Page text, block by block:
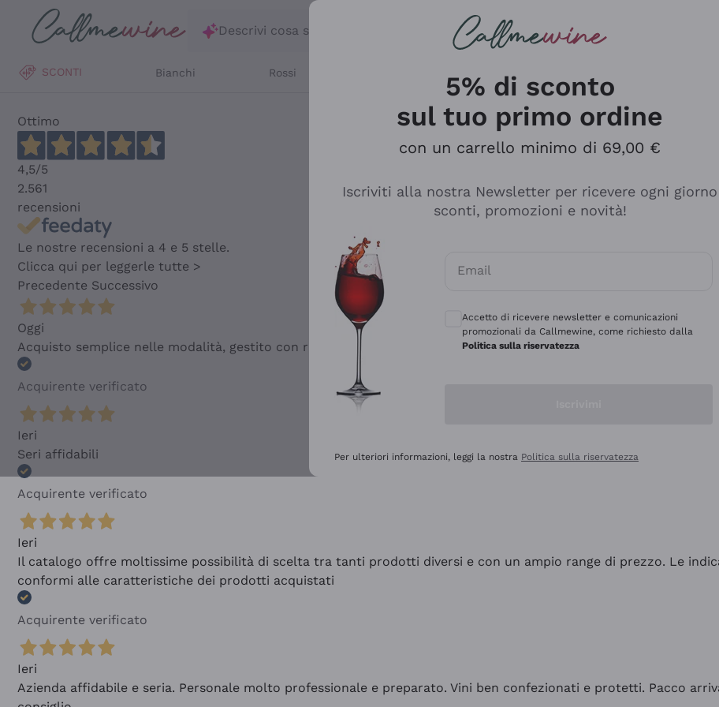
Salta al contenuto principale
Descrivi cosa stai cercando
SCONTI Bianchi Rossi
Ottimo
4,5/5
2.561
recensioni
Le nostre recensioni a 4 e 5 stelle.
Clicca qui per leggerle tutte >
Precedente Successivo
Oggi
Acquisto semplice nelle modalità, gestito con rapidità e professionalità
Acquirente verificato
Ieri
Seri affidabili
Acquirente verificato
Ieri
Il catalogo offre moltissime possibilità di scelta tra tanti prodotti diversi e con un ampio range di prezzo. Le
conformi alle caratteristiche dei prodotti acquistati
Acquirente verificato
Ieri
Azienda affidabile e seria. Personale molto professionale e preparato. Vini ben confezionati e protetti. Pacco
5% di sconto
sul tuo primo ordine
con un carrello minimo di 69,00 €
Iscriviti alla nostra Newsletter per ricevere ogni giorno
sconti, promozioni e novità!
Email
Accetto di ricevere newsletter e comunicazioni
promozionali da Callmewine, come richiesto dalla
Politica sulla riservatezza
Per ulteriori informazioni, leggi la nostra Politica sulla riservatezza